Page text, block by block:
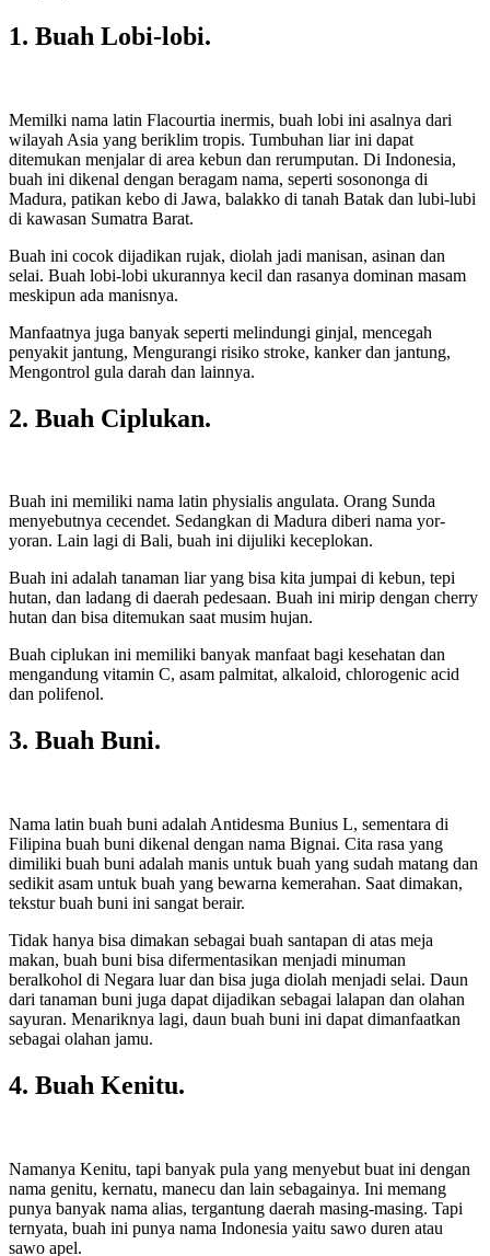
1. Buah Lobi-lobi.
Memilki nama latin Flacourtia inermis, buah lobi ini asalnya dari
wilayah Asia yang beriklim tropis. Tumbuhan liar ini dapat
ditemukan menjalar di area kebun dan rerumputan. Di Indonesia,
buah ini dikenal dengan beragam nama, seperti sosononga di
Madura, patikan kebo di Jawa, balakko di tanah Batak dan lubi-lubi
di kawasan Sumatra Barat.
Buah ini cocok dijadikan rujak, diolah jadi manisan, asinan dan
selai. Buah lobi-lobi ukurannya kecil dan rasanya dominan masam
meskipun ada manisnya.
Manfaatnya juga banyak seperti melindungi ginjal, mencegah
penyakit jantung, Mengurangi risiko stroke, kanker dan jantung,
Mengontrol gula darah dan lainnya.
2. Buah Ciplukan.
Buah ini memiliki nama latin physialis angulata. Orang Sunda
menyebutnya cecendet. Sedangkan di Madura diberi nama yor-
yoran. Lain lagi di Bali, buah ini dijuliki keceplokan.
Buah ini adalah tanaman liar yang bisa kita jumpai di kebun, tepi
hutan, dan ladang di daerah pedesaan. Buah ini mirip dengan cherry
hutan dan bisa ditemukan saat musim hujan.
Buah ciplukan ini memiliki banyak manfaat bagi kesehatan dan
mengandung vitamin C, asam palmitat, alkaloid, chlorogenic acid
dan polifenol.
3. Buah Buni.
Nama latin buah buni adalah Antidesma Bunius L, sementara di
Filipina buah buni dikenal dengan nama Bignai. Cita rasa yang
dimiliki buah buni adalah manis untuk buah yang sudah matang dan
sedikit asam untuk buah yang bewarna kemerahan. Saat dimakan,
tekstur buah buni ini sangat berair.
Tidak hanya bisa dimakan sebagai buah santapan di atas meja
makan, buah buni bisa difermentasikan menjadi minuman
beralkohol di Negara luar dan bisa juga diolah menjadi selai. Daun
dari tanaman buni juga dapat dijadikan sebagai lalapan dan olahan
sayuran. Menariknya lagi, daun buah buni ini dapat dimanfaatkan
sebagai olahan jamu.
4. Buah Kenitu.
Namanya Kenitu, tapi banyak pula yang menyebut buat ini dengan
nama genitu, kernatu, manecu dan lain sebagainya. Ini memang
punya banyak nama alias, tergantung daerah masing-masing. Tapi
ternyata, buah ini punya nama Indonesia yaitu sawo duren atau
sawo apel.